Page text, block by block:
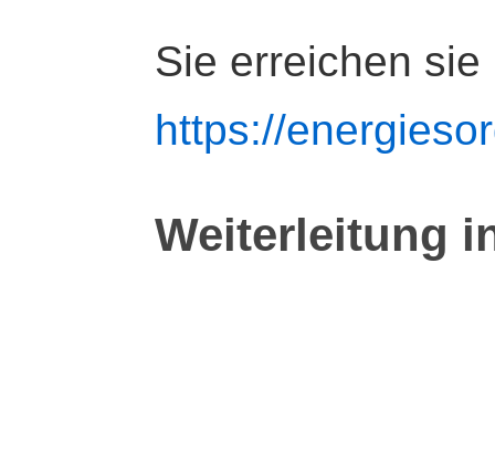
Sie erreichen sie
https://
Weiterleitung